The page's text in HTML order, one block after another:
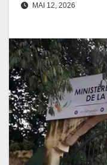
MAI 12, 2026